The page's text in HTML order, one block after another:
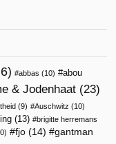
abbas (10)
abou
& Jodenhaat (23)
(9) Auschwitz (10)
(13)
brigitte herremans
fjo (14) gantman